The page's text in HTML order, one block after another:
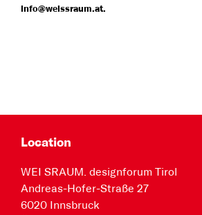
info@weissraum.at.
Location
WEI SRAUM. designforum Tirol
Andreas-Hofer-Straße 27
6020 Innsbruck